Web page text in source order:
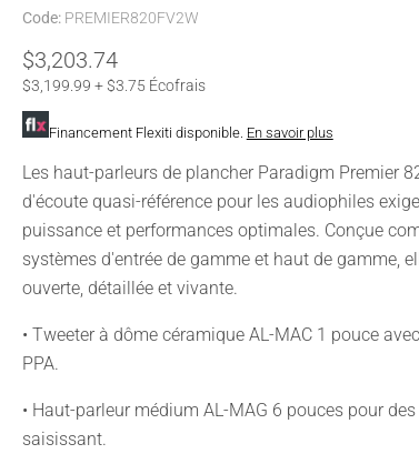
Code: PREMIER820FV2W
Prix actuel
$3,203.74
$3,199.99 + $3.75 Écofrais
Financement Flexiti disponible. En savoir plus
Les haut-parleurs de plancher Paradigm Premier
d'écoute quasi-référence pour les audiophiles
puissance et performances optimales. Conçue
systèmes d'entrée de gamme et haut de gamme,
ouverte, détaillée et vivante.
• Tweeter à dôme céramique AL-MAC 1 pouce
PPA.
• Haut-parleur médium AL-MAG 6 pouces pour
saisissant.